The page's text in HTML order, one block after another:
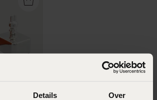
Details Over